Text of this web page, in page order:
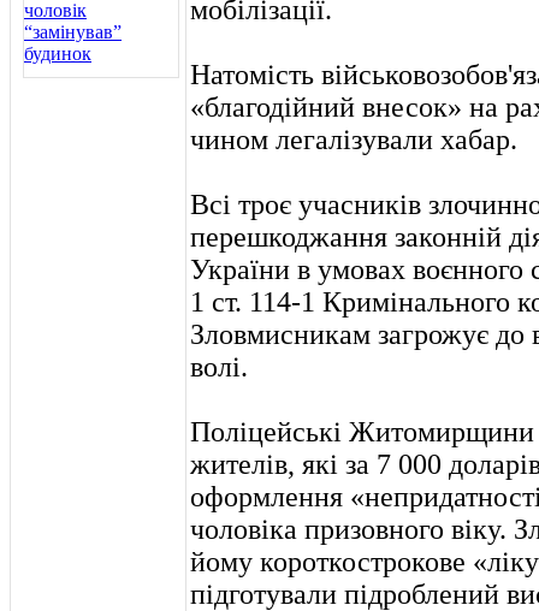
чоловік
“замінував”
будинок
мобілізації.
Натомість
«благодійний внесок» на
чином легалізували хабар.
Всі троє учасників
перешкоджання законній
України в умовах воєнного
1 ст. 114-1 Кримінального
Зловмисникам загрожує до
волі.
Поліцейські Житомирщини
жителів, які за 7 000
оформлення
чоловіка призовного віку.
йому короткострокове
підготували підроблений